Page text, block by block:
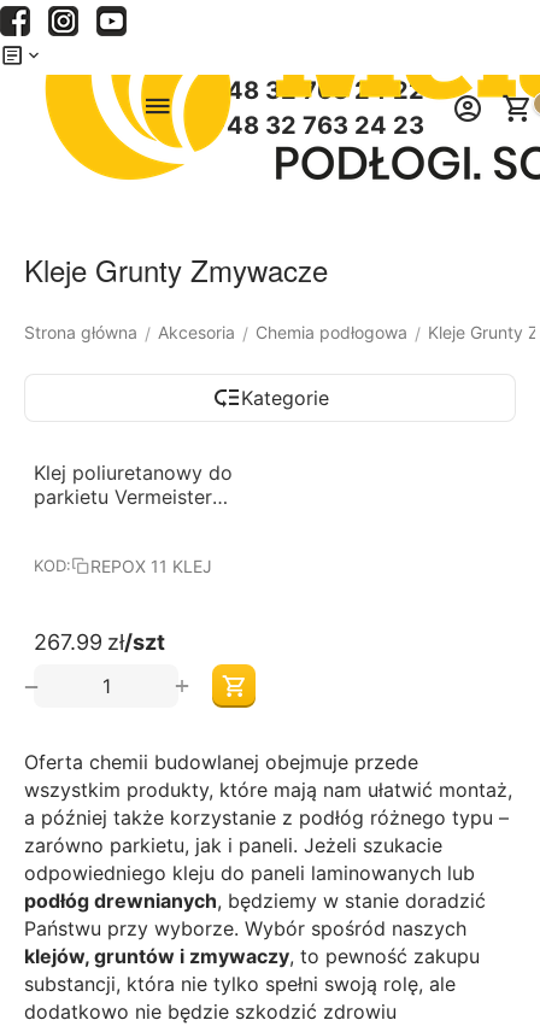
+48 32 763 24 22
+48 32 763 24 23
Kleje Grunty Zmywacze
Strona główna / Akcesoria / Chemia podłogowa / Kleje Grunty
Kategorie
Oferta chemii budowlanej obejmuje przede
wszystkim produkty, które mają nam ułatwić montaż,
a później także korzystanie z podłóg różnego typu –
zarówno parkietu, jak i paneli. Jeżeli szukacie
odpowiedniego kleju do paneli laminowanych lub
podłóg drewnianych, będziemy w stanie doradzić
Państwu przy wyborze. Wybór spośród naszych
klejów, gruntów i zmywaczy, to pewność zakupu
substancji, która nie tylko spełni swoją rolę, ale
dodatkowo nie będzie szkodzić zdrowiu
Klej poliuretanowy do
parkietu Vermeister
KOD: REPOX 11 KLEJ
267.99 zł/szt
+
−